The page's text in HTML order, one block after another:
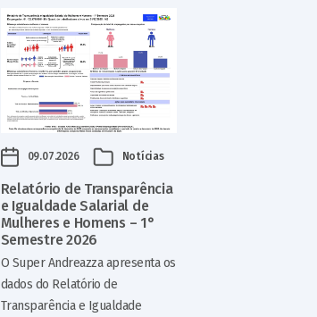
09.07.2026 Notícias
Relatório de Transparência
e Igualdade Salarial de
Mulheres e Homens – 1°
Semestre 2026
O Super Andreazza apresenta os
dados do Relatório de
Transparência e Igualdade